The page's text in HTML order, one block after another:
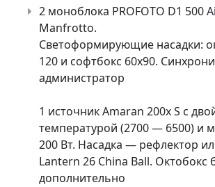
2 моноблока PROFOTO D1 500
Manfrotto.
Светоформирующие насадки:
120 и софтбокс 60х90.
администратор
1 источник Amaran 200x S с
температурой (2700 — 6500) и
200 Вт. Насадка — рефлектор
Lantern 26 China Ball. Октобокс
дополнительно